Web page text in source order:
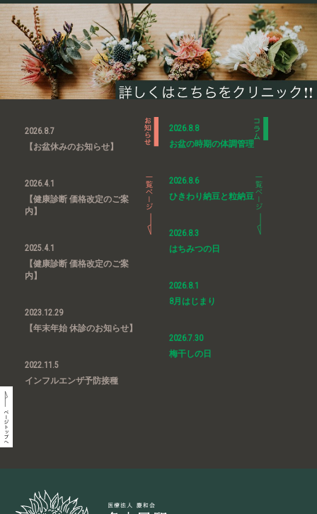
2026.8.7
【お盆休みのお知らせ】
2026.4.1
【健康診断 価格改定のご案
内】
2025.4.1
【健康診断 価格改定のご案
内】
2023.12.29
【年末年始 休診のお知らせ】
2022.11.5
インフルエンザ予防接種
2026.8.8
お盆の時期の体調管理
2026.8.6
ひきわり納豆と粒納豆
2026.8.3
はちみつの日
2026.8.1
8月はじまり
2026.7.30
梅干しの日